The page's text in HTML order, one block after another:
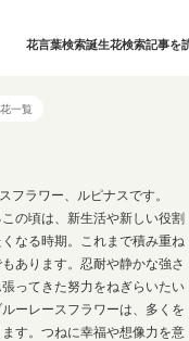
花言葉検索誕生花検索記事を
一覧
フラワー、ルピナスです。
の頃は、新生活や新しい役割
なる時期。これまで積み重ね
あります。忍耐や静かな強さ
ってきた努力をねぎらいたい
ーレースフラワーは、多くを
す。つねに幸福や想像力を意